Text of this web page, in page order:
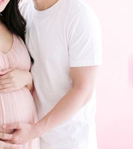
tâm hỗ trợ sinh sản - Bệnh
GÓI DỊCH VỤ
hoặc đặt
để quản lý, theo dõi
Chia sẻ
sản QnA Sảy thai tự nhiên